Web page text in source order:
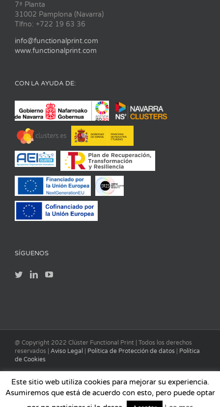
7ª Planta
31002 Pamplona (Navarra)
Tlfno: +722 19 63 36
info@functionalprint.com
www.functionalprint.com
CON LA AYUDA DE:
SÍGUENOS
@ Copyright 2022 Clúster Functional Print | Todos los derechos
reservados | Aviso Legal Política de Protección de datos
Política
de Cookies
Este sitio web utiliza cookies para mejorar su experiencia.
Asumiremos que está de acuerdo con esto, pero puede optar